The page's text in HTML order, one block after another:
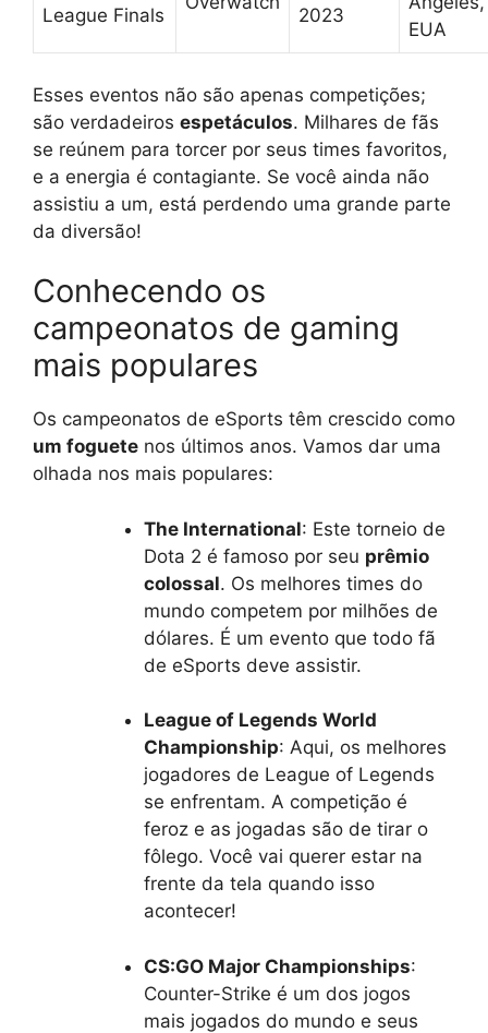
League Finals
2023
EUA
Esses eventos não são apenas competições;
são verdadeiros espetáculos. Milhares de fãs
se reúnem para torcer por seus times favoritos,
e a energia é contagiante. Se você ainda não
assistiu a um, está perdendo uma grande parte
da diversão!
Conhecendo os
campeonatos de gaming
mais populares
Os campeonatos de eSports têm crescido como
um foguete nos últimos anos. Vamos dar uma
olhada nos mais populares:
The International: Este torneio de
Dota 2 é famoso por seu prêmio
colossal. Os melhores times do
mundo competem por milhões de
dólares. É um evento que todo fã
de eSports deve assistir.
League of Legends World
Championship: Aqui, os melhores
jogadores de League of Legends
se enfrentam. A competição é
feroz e as jogadas são de tirar o
fôlego. Você vai querer estar na
frente da tela quando isso
acontecer!
CS:GO Major Championships:
Counter-Strike é um dos jogos
mais jogados do mundo e seus